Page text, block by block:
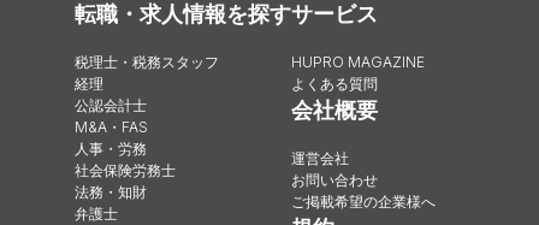
転職・求人情報を探す
税理士・税務スタッフ
経理
公認会計士
M&A・FAS
人事・労務
社会保険労務士
法務・知財
弁護士
サービス
HUPRO MAGAZINE
よくある質問
会社概要
運営会社
お問い合わせ
ご掲載希望の企業様へ